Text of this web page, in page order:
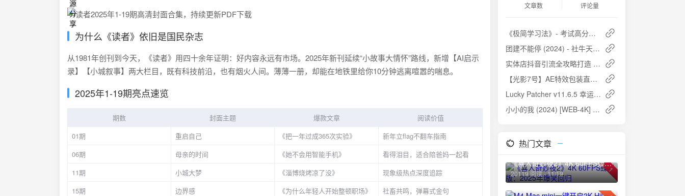
为什么《读者》依旧是国民杂志
从1981年创刊到今天，《读者》用四十余年证明：好内容永远有市场。2025年新刊延续“小故事大情怀”路线，新增【AI启示
录】【小城叙事】两大栏目，既有科技前沿，也有烟火人间。薄薄一册，却能在地铁里给你10分钟逃离喧嚣的喘息。
2025年1-19期亮点速览
期数 封面主题 爆款文章
阅读价值
01期
重启自己 《把一年过成365次实验》
新年立flag不翻车指南
06期
母亲的时间 《她不会用智能手机》
看得泪目，适合陪爸妈一起看
11期
小城大梦 《淄博烧烤凉了没》
现象级热点深度追踪
15期
边界感 《为什么年轻人开始整顿职场》
社畜共鸣，弹幕式金句
文章数 评论量
《极简学习法》- 考试高分的秘密，清华北大学霸的学习方法揭秘
团建不能停 (2024) - 社牛天团650的搞笑整活儿之旅
实体店抖音引流全攻略打造 - 提升流量，引爆销售额
【光影7号】AE特效包装直播培训（第一期） - 掌握专业特效制作技能
Lucky Patcher v11.6.5 幸运破解器：安卓去广告破解神器最新版
小小的我 (2024) [WEB-4K] [60FPS] [国语中字] [洗码补链]
热门文章
1
《喜人奇妙夜2》4K 60FPS臻彩版：2025年爆笑回归
20119 阅读 - 11/19